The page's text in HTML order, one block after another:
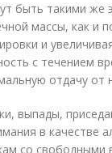
быть такими же
массы, как и
и
с течением
отдачу от
выпады,
в качестве
со свободными